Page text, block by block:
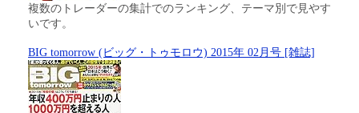
複数のトレーダーの集計でのランキング、テーマ別で見やす
いです。
BIG tomorrow (ビッグ・トゥモロウ) 2015年 02月号 [雑誌]